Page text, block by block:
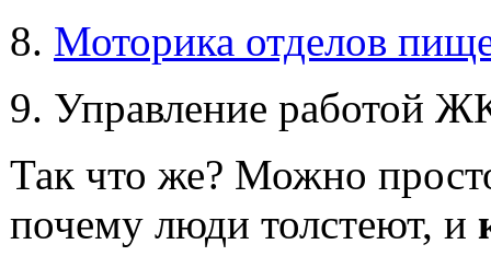
8. Моторика отделов
9. Управление работой
Так что же? Можно
почему люди толстеют, и